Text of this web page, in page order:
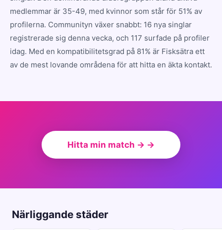
medlemmar är 35-49, med kvinnor som står för 51% av
profilerna. Communityn växer snabbt: 16 nya singlar
registrerade sig denna vecka, och 117 surfade på profiler
idag. Med en kompatibilitetsgrad på 81% är Fisksätra ett
av de mest lovande områdena för att hitta en äkta kontakt.
Hitta min match → →
Närliggande städer